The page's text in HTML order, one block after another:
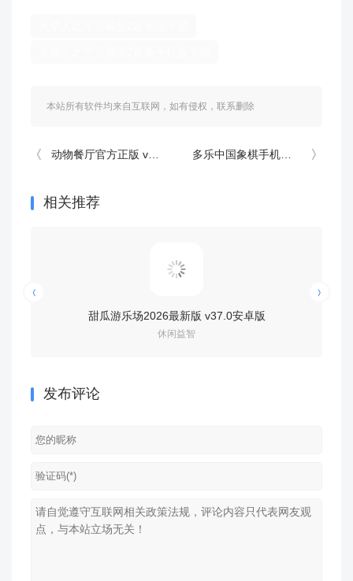
本站所有软件均来自互联网，如有侵权，联系删除
动物餐厅官方正版 v12.29安卓版 多乐中国象棋手机版免费版 v5.1.17安卓版
相关推荐
甜瓜游乐场2026最新版 v37.0安卓版
休闲益智
发布评论